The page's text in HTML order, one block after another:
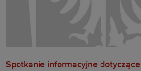
Spotkanie informacyjne